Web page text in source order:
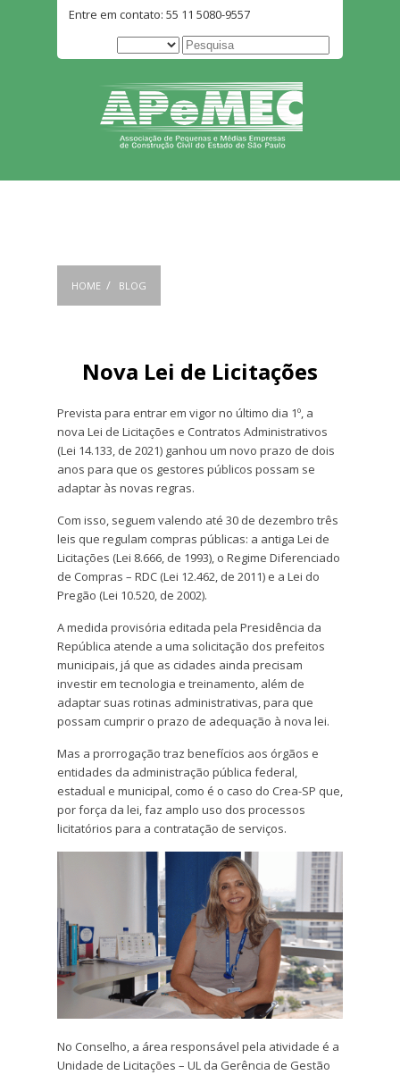
Entre em contato: 55 11 5080-9557
HOME / BLOG
Nova Lei de Licitações
Prevista para entrar em vigor no último dia 1º, a
nova Lei de Licitações e Contratos Administrativos
(Lei 14.133, de 2021) ganhou um novo prazo de dois
anos para que os gestores públicos possam se
adaptar às novas regras.
Com isso, seguem valendo até 30 de dezembro três
leis que regulam compras públicas: a antiga Lei de
Licitações (Lei 8.666, de 1993), o Regime Diferenciado
de Compras – RDC (Lei 12.462, de 2011) e a Lei do
Pregão (Lei 10.520, de 2002).
A medida provisória editada pela Presidência da
República atende a uma solicitação dos prefeitos
municipais, já que as cidades ainda precisam
investir em tecnologia e treinamento, além de
adaptar suas rotinas administrativas, para que
possam cumprir o prazo de adequação à nova lei.
Mas a prorrogação traz benefícios aos órgãos e
entidades da administração pública federal,
estadual e municipal, como é o caso do Crea-SP que,
por força da lei, faz amplo uso dos processos
licitatórios para a contratação de serviços.
No Conselho, a área responsável pela atividade é a
Unidade de Licitações – UL da Gerência de Gestão